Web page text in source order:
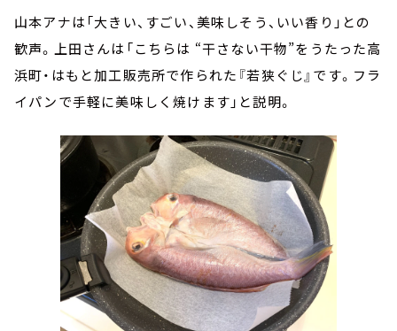
山本アナは「大きい、すごい、美味しそう、いい香り」との
歓声。上田さんは「こちらは “干さない干物”をうたった高
浜町・はもと加工販売所で作られた『若狭ぐじ』です。フラ
イパンで手軽に美味しく焼けます」と説明。